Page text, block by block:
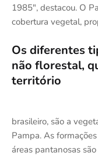
1985", destacou. O
cobertura vegetal,
Os diferentes
não florestal,
território
brasileiro, são a
Pampa. As
áreas pantanosas